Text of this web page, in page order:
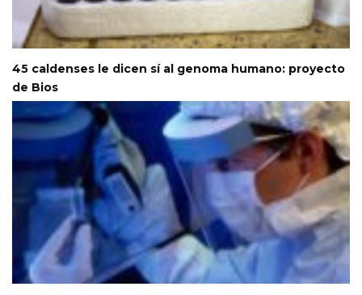
45 caldenses le dicen sí al genoma humano: proyecto
de Bios